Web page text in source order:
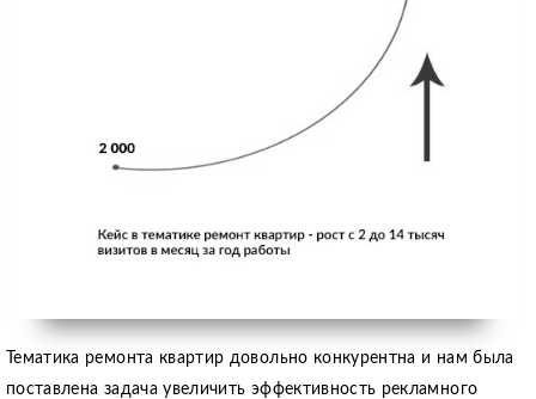
Тематика ремонта квартир довольно конкурентна и нам была
поставлена задача увеличить эффективность рекламного